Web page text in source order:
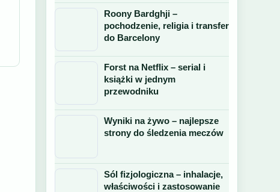
Roony Bardghji –
pochodzenie, religia i transfer
do Barcelony
Forst na Netflix – serial i
książki w jednym
przewodniku
Wyniki na żywo – najlepsze
strony do śledzenia meczów
Sól fizjologiczna – inhalacje,
właściwości i zastosowanie